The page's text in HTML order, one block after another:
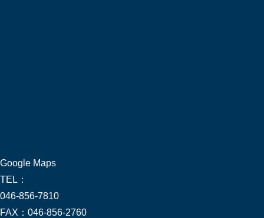
Google Maps
TEL：
046-856-7810
FAX： 046-856-2760